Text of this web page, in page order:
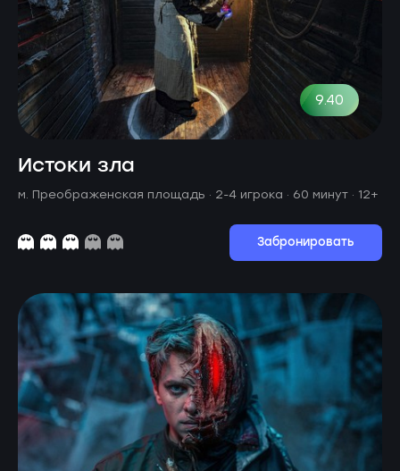
9.40
Истоки зла
м. Преображенская площадь · 2-4 игрока · 60 минут · 12+
Забронировать